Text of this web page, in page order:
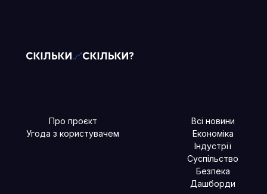
Про проєкт
Угода з користувачем
Всі новини
Економіка
Індустрії
Суспільство
Безпека
Дашборди